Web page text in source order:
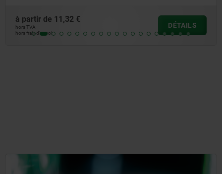
de11,32 €
d’envoi